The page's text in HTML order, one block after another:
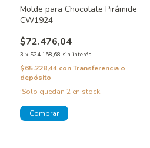
Molde para Chocolate Pirámide
CW1924
$72.476,04
3 x $24.158,68 sin interés
$65.228,44 con Transferencia o
depósito
¡Solo quedan 2en stock!